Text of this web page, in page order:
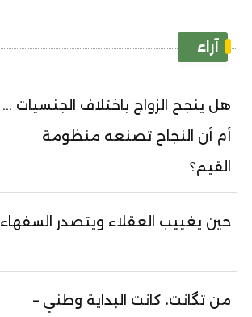
آراء
هل ينجح الزواج باختلاف الجنسيات ...
أم أن النجاح تصنعه منظومة
القيم؟
حين يغييب العقلاء ويتصدر السفهاء
من تگانت، كانت البداية وطني –